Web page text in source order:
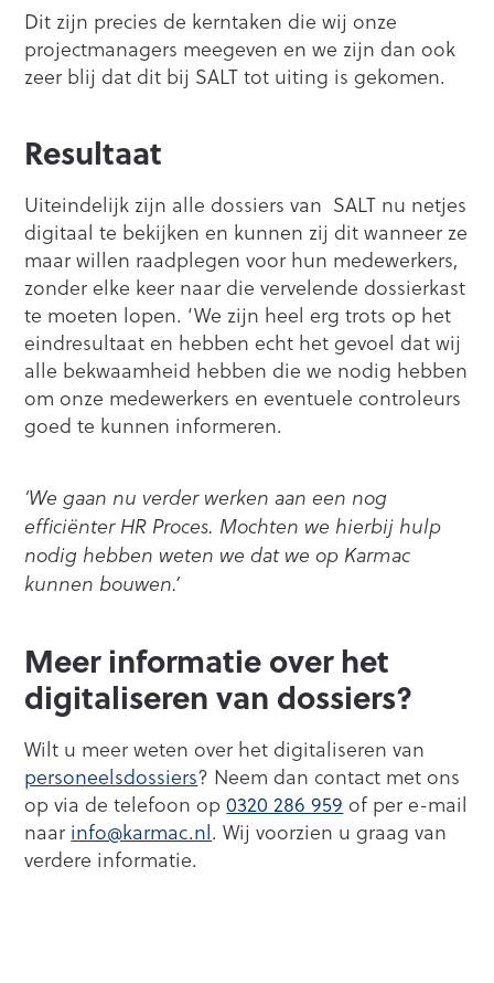
Dit zijn precies de kerntaken die wij onze
projectmanagers meegeven en we zijn dan ook
zeer blij dat dit bij SALT tot uiting is gekomen.
Resultaat
Uiteindelijk zijn alle dossiers van SALT nu netjes
digitaal te bekijken en kunnen zij dit wanneer ze
maar willen raadplegen voor hun medewerkers,
zonder elke keer naar die vervelende dossierkast
te moeten lopen. ‘We zijn heel erg trots op het
eindresultaat en hebben echt het gevoel dat wij
alle bekwaamheid hebben die we nodig hebben
om onze medewerkers en eventuele controleurs
goed te kunnen informeren.
‘We gaan nu verder werken aan een nog
efficiënter HR Proces. Mochten we hierbij hulp
nodig hebben weten we dat we op Karmac
kunnen bouwen.’
Meer informatie over het
digitaliseren van dossiers?
Wilt u meer weten over het digitaliseren van
personeelsdossiers? Neem dan contact met ons
op via de telefoon op0320 286 959 of per e-mail
naar info@karmac.nl. Wij voorzien u graag van
verdere informatie.